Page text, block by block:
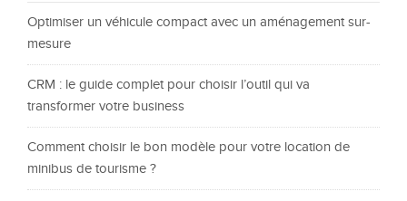
Optimiser un véhicule compact avec un aménagement sur-
mesure
CRM : le guide complet pour choisir l’outil qui va
transformer votre business
Comment choisir le bon modèle pour votre location de
minibus de tourisme ?